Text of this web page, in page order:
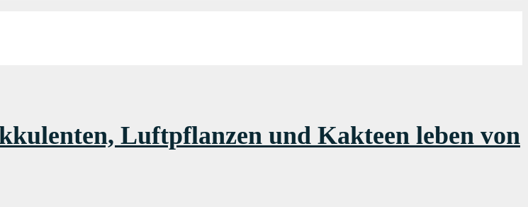
Luftpflanzen und Kakteen leben von